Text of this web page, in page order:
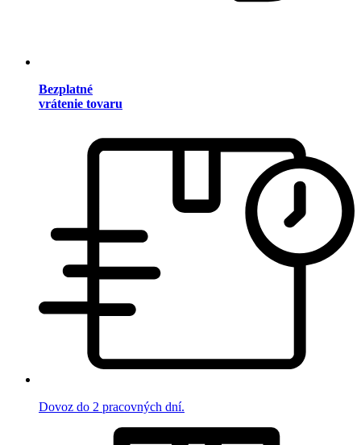
Bezplatné
vrátenie tovaru
Dovoz do 2 pracovných dní.